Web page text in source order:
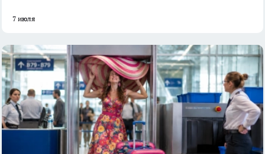
7 июля